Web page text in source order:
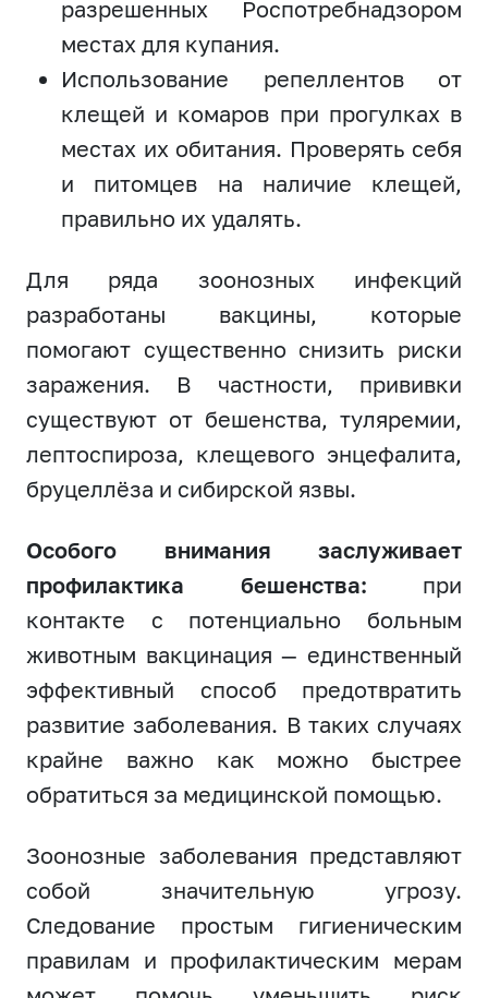
разрешенных Роспотребнадзором
местах для купания.
Использование репеллентов от
клещей и комаров при прогулках в
местах их обитания. Проверять себя
и питомцев на наличие клещей,
правильно их удалять.
Для ряда зоонозных инфекций
разработаны вакцины, которые
помогают существенно снизить риски
заражения. В частности, прививки
существуют от бешенства, туляремии,
лептоспироза, клещевого энцефалита,
бруцеллёза и сибирской язвы.
Особого внимания заслуживает
профилактика бешенства: при
контакте с потенциально больным
животным вакцинация — единственный
эффективный способ предотвратить
развитие заболевания. В таких случаях
крайне важно как можно быстрее
обратиться за медицинской помощью.
Зоонозные заболевания представляют
собой значительную угрозу.
Следование простым гигиеническим
правилам и профилактическим мерам